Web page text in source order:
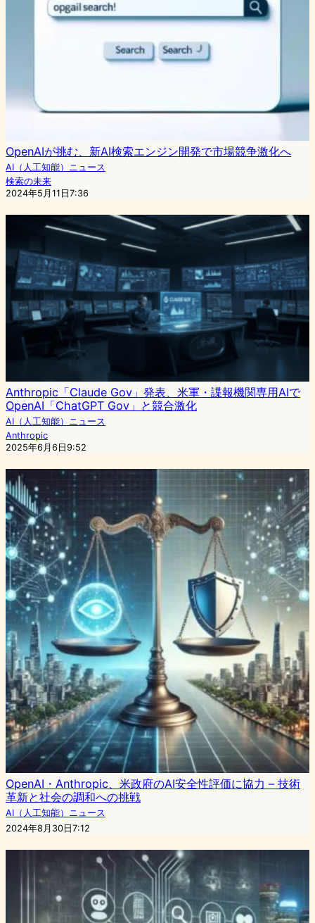
OpenAIが挑む、新AI検索エンジン開発で市場競争激化へ
AI（人工知能）ニュース
検索の未来
2024年5月11日7:36
Anthropic「Claude Gov」発表、米軍・諜報機関専用AIで
OpenAI「ChatGPT Gov」と競合激化
AI（人工知能）ニュース
Anthropic
2025年6月6日9:52
OpenAI・Anthropic、米政府のAI安全性評価に協力 – 技術
革新と社会の調和への挑戦
AI（人工知能）ニュース
2024年8月30日7:12